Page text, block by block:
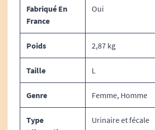
permet de gérer des flux
maintenant la peau sèche.
Barrières anti-fuites
Les protections latérales limitent
les fuites, même en position
Voile respirant confortable
La matière respirante favorise le
les risques d’irritation.
Fabriqué En
France
Oui
Poids 2,87 kg
Taille L
Genre Femme, Homme
Type
Urinaire et fécale